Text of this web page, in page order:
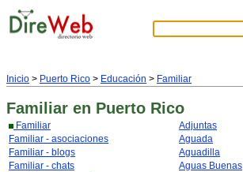
Inicio > Puerto Rico > Educación > Familiar
Familiar en Puerto Rico
Familiar
Familiar - asociaciones
Familiar - blogs
Familiar - chats
Adjuntas
Aguada
Aguadilla
Aguas Buenas